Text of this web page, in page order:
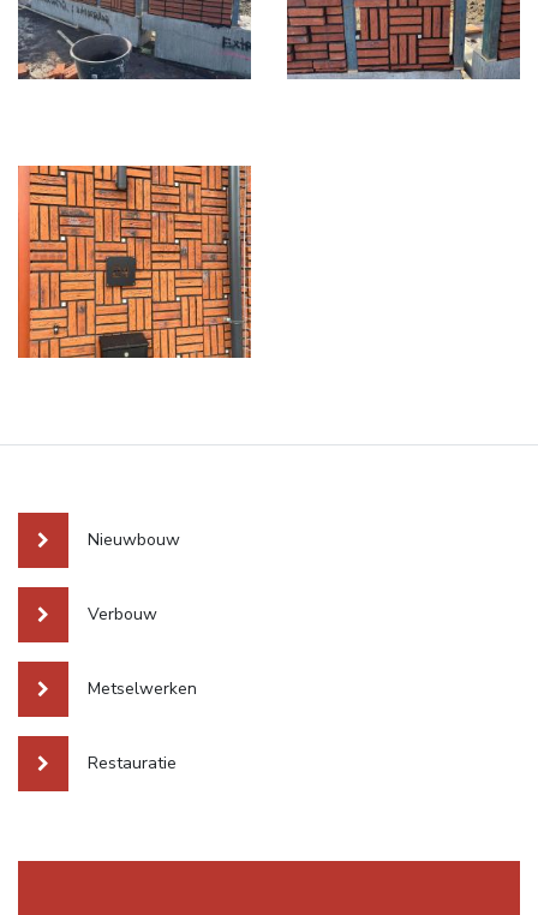
Nieuwbouw
Verbouw
Metselwerken
Restauratie